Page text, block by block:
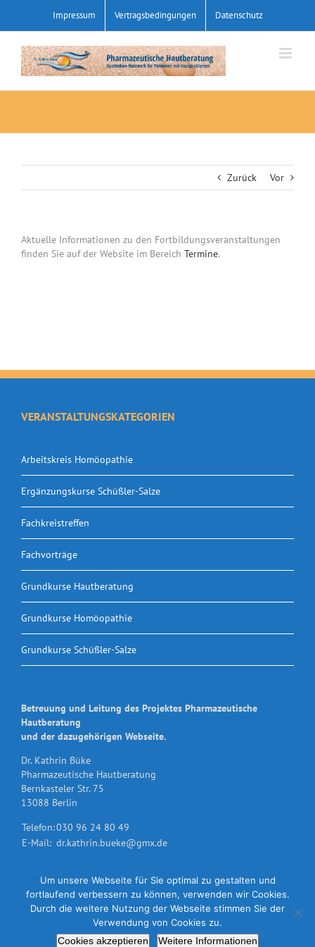
springen
Impressum Vertragsbedingungen Datenschutz
Zurück Vor
Aktuelle Informationen zu den Fortbildungsveranstaltungen
finden Sie auf der Website im Bereich Termine.
VERANSTALTUNGSKATEGORIEN
Arbeitskreis Homöopathie
Ergänzungskurse Schüßler-Salze
Fachkreistreffen
Fachvorträge
Grundkurse Hautberatung
Grundkurse Homöopathie
Grundkurse Schüßler-Salze
Betreuung und Leitung des Projektes Pharmazeutische
Hautberatung
und der dazugehörigen Webseite.
Dr. Kathrin Büke
Pharmazeutische Hautberatung
Bernkasteler Str. 75
13088 Berlin
Telefon:030 96 24 80 49
E-Mail: dr.kathrin.bueke@gmx.de
Dr. Kathrin Büke | Bernkasteler Str. 75 | 13088 Berlin | Telefon: +49 (0)30
Um unsere Webseite für Sie optimal zu gestalten und
fortlaufend verbessern zu können, verwenden wir Cookies.
Durch die weitere Nutzung der Webseite stimmen Sie der
Verwendung von Cookies zu.
Cookies akzeptieren
Weitere Informationen